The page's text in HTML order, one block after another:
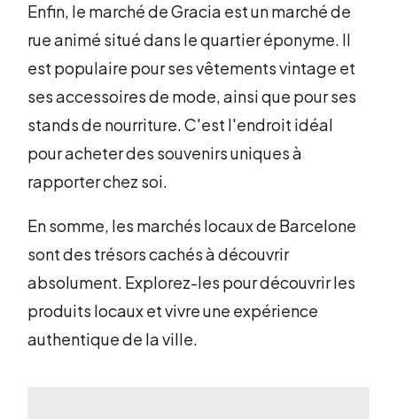
Enfin, le marché de Gracia est un marché de
rue animé situé dans le quartier éponyme. Il
est populaire pour ses vêtements vintage et
ses accessoires de mode, ainsi que pour ses
stands de nourriture. C'est l'endroit idéal
pour acheter des souvenirs uniques à
rapporter chez soi.
En somme, les marchés locaux de Barcelone
sont des trésors cachés à découvrir
absolument. Explorez-les pour découvrir les
produits locaux et vivre une expérience
authentique de la ville.